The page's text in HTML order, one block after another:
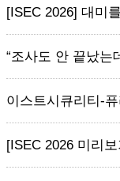
[ISEC 2026] 대미
“조사도 안 끝났는
이스트시큐리티-
[ISEC 2026 미리